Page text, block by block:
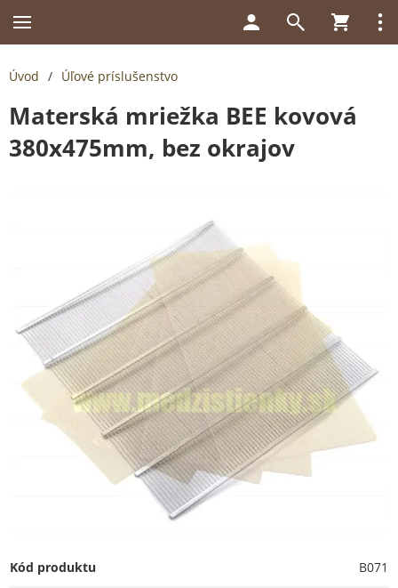
Úvod / Úľové príslušenstvo
Materská mriežka BEE kovová
380x475mm, bez okrajov
Kód produktu B071